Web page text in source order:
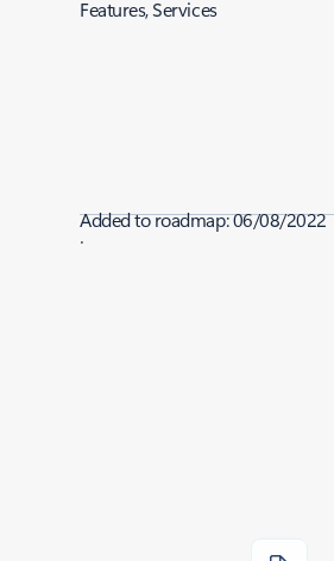
Features, Services
Added to roadmap:06/08/2022
|